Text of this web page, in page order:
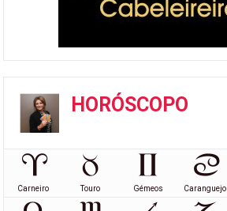
HORÓSCOPO
Carneiro Touro Gémeos Caranguejo